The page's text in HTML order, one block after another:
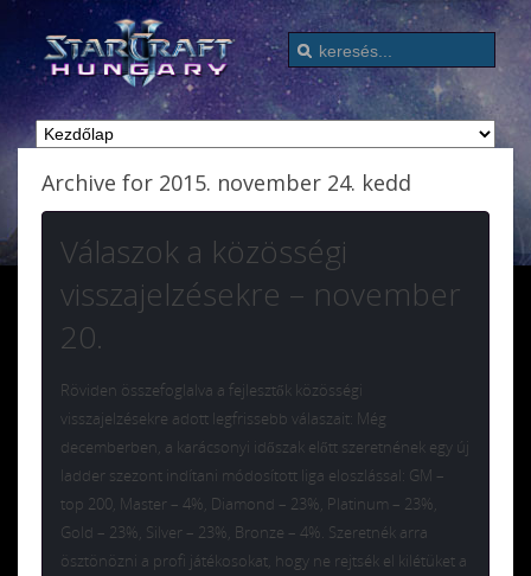
Archive for 2015. november 24. kedd
Válaszok a közösségi
visszajelzésekre – november
20.
Röviden összefoglalva a fejlesztők közösségi
visszajelzésekre adott legfrissebb válaszait: Még
decemberben, a karácsonyi időszak előtt szeretnének egy új
ladder szezont indítani módosított liga eloszlással: GM –
top 200, Master – 4%, Diamond – 23%, Platinum – 23%,
Gold – 23%, Silver – 23%, Bronze – 4%. Szeretnék arra
ösztönözni a profi játékosokat, hogy ne rejtsék el kilétüket a